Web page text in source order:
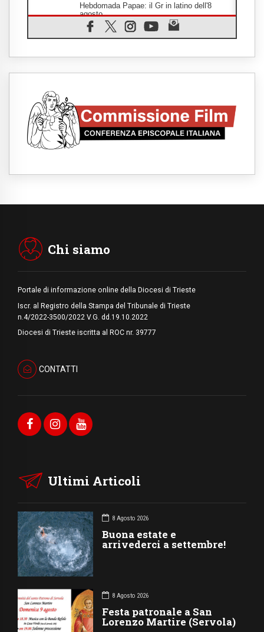
Hebdomada Papae: il Gr in latino dell'8
agosto
08.08.2026
Spin Time, Reina: Cristo non abita nei
senzatetto
08.08.2026
08.08.2026
Argentina, l'arcivescovo Colombo: "La
visita del Papa messaggio di pace e
dignità"
Medio Oriente
Chi siamo
Portale di informazione online della Diocesi di Trieste
Iscr. al Registro della Stampa del Tribunale di Trieste
n.4/2022-3500/2022 V.G. dd.19.10.2022
Diocesi di Trieste iscritta al ROC nr. 39777
CONTATTI
Ultimi Articoli
8 Agosto 2026
Buona estate e
arrivederci a settembre!
8 Agosto 2026
Festa patronale a San
Lorenzo Martire (Servola)